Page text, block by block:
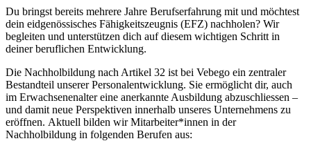
Du bringst bereits mehrere Jahre Berufserfahrung mit und möchtest
dein eidgenössisches Fähigkeitszeugnis (EFZ) nachholen? Wir
begleiten und unterstützen dich auf diesem wichtigen Schritt in
deiner beruflichen Entwicklung.
Die Nachholbildung nach Artikel 32 ist bei Vebego ein zentraler
Bestandteil unserer Personalentwicklung. Sie ermöglicht dir, auch
im Erwachsenenalter eine anerkannte Ausbildung abzuschliessen –
und damit neue Perspektiven innerhalb unseres Unternehmens zu
eröffnen. Aktuell bilden wir Mitarbeiter*innen in der
Nachholbildung in folgenden Berufen aus: